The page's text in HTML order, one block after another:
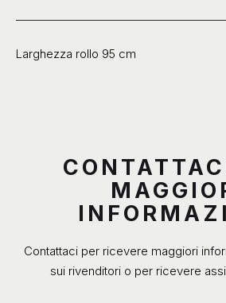
Larghezza rollo 95 cm
Contattaci per ricevere maggiori
sui rivenditori o per ricevere